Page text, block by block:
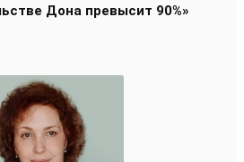
Дона превысит 90%»